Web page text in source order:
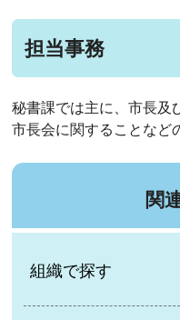
担当事務
秘書課では主に、市長及
市長会に関することなど
関
組織で探す